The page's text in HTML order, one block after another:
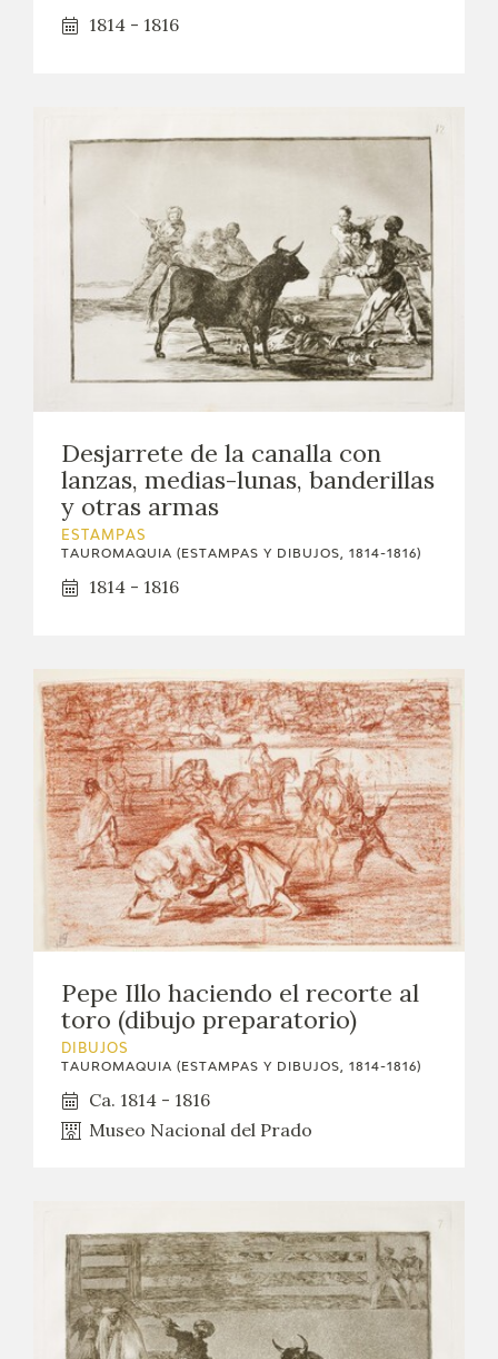
1814 - 1816
Desjarrete de la canalla con
lanzas, medias-lunas, banderillas
y otras armas
ESTAMPAS
TAUROMAQUIA (ESTAMPAS Y DIBUJOS, 1814-1816)
1814 - 1816
Pepe Illo haciendo el recorte al
toro (dibujo preparatorio)
DIBUJOS
TAUROMAQUIA (ESTAMPAS Y DIBUJOS, 1814-1816)
Ca. 1814 - 1816
Museo Nacional del Prado